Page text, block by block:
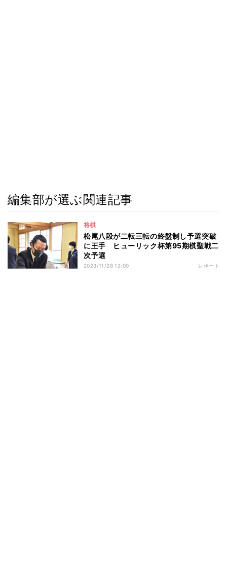
編集部が選ぶ関連記事
将棋
松尾八段が二転三転の終盤制し予選突破
に王手 ヒューリック杯第95期棋聖戦二
次予選
2023/11/28 12:00 レポート